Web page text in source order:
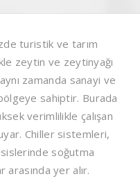
turistik ve tarım
zeytin ve zeytinyağı
zamanda sanayi ve
sahiptir. Burada
verimlilikle çalışan
Chiller sistemleri,
soğutma
arasında yer alır.